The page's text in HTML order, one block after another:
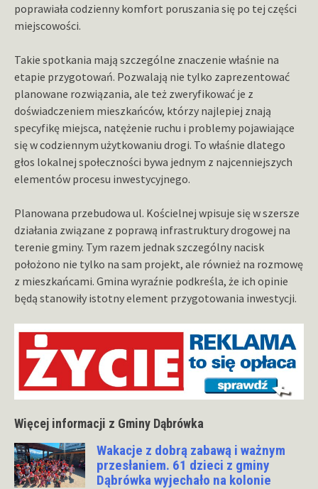
poprawiała codzienny komfort poruszania się po tej części
miejscowości.
Takie spotkania mają szczególne znaczenie właśnie na
etapie przygotowań. Pozwalają nie tylko zaprezentować
planowane rozwiązania, ale też zweryfikować je z
doświadczeniem mieszkańców, którzy najlepiej znają
specyfikę miejsca, natężenie ruchu i problemy pojawiające
się w codziennym użytkowaniu drogi. To właśnie dlatego
głos lokalnej społeczności bywa jednym z najcenniejszych
elementów procesu inwestycyjnego.
Planowana przebudowa ul. Kościelnej wpisuje się w szersze
działania związane z poprawą infrastruktury drogowej na
terenie gminy. Tym razem jednak szczególny nacisk
położono nie tylko na sam projekt, ale również na rozmowę
z mieszkańcami. Gmina wyraźnie podkreśla, że ich opinie
będą stanowiły istotny element przygotowania inwestycji.
Więcej informacji z Gminy Dąbrówka
Wakacje z dobrą zabawą i ważnym
przesłaniem. 61 dzieci z gminy
Dąbrówka wyjechało na kolonie